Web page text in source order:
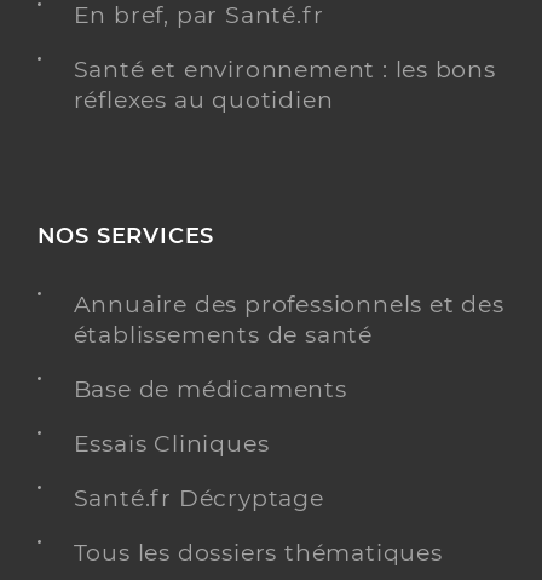
En bref, par Santé.fr
Santé et environnement : les bons
réflexes au quotidien
NOS SERVICES
Annuaire des professionnels et des
établissements de santé
Base de médicaments
Essais Cliniques
Santé.fr Décryptage
Tous les dossiers thématiques